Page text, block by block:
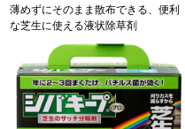
薄めずにそのまま散布できる、便利
な芝生に使える液状除草剤